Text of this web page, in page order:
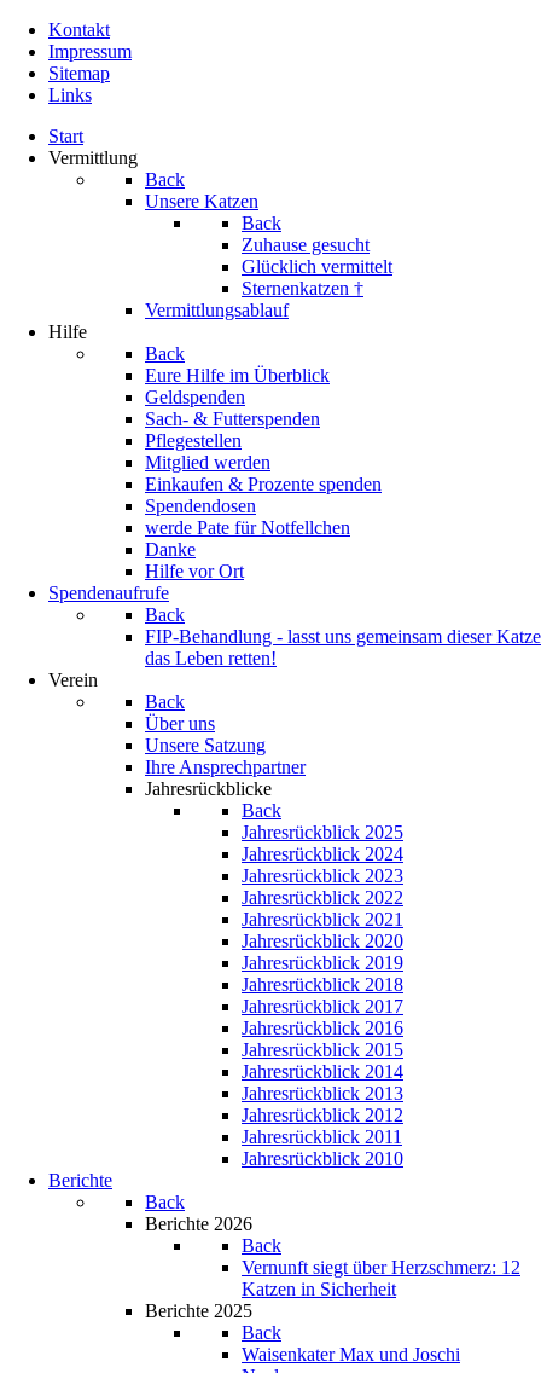
Kontakt
Impressum
Sitemap
Links
Start
Vermittlung
Back
Unsere Katzen
Back
Zuhause gesucht
Glücklich vermittelt
Sternenkatzen †
Vermittlungsablauf
Hilfe
Back
Eure Hilfe im Überblick
Geldspenden
Sach- & Futterspenden
Pflegestellen
Mitglied werden
Einkaufen & Prozente spenden
Spendendosen
werde Pate für Notfellchen
Danke
Hilfe vor Ort
Spendenaufrufe
Back
FIP-Behandlung - lasst uns gemeinsam dieser Katze
das Leben retten!
Verein
Back
Über uns
Unsere Satzung
Ihre Ansprechpartner
Jahresrückblicke
Back
Jahresrückblick 2025
Jahresrückblick 2024
Jahresrückblick 2023
Jahresrückblick 2022
Jahresrückblick 2021
Jahresrückblick 2020
Jahresrückblick 2019
Jahresrückblick 2018
Jahresrückblick 2017
Jahresrückblick 2016
Jahresrückblick 2015
Jahresrückblick 2014
Jahresrückblick 2013
Jahresrückblick 2012
Jahresrückblick 2011
Jahresrückblick 2010
Berichte
Back
Berichte 2026
Back
Vernunft siegt über Herzschmerz: 12
Katzen in Sicherheit
Berichte 2025
Back
Waisenkater Max und Joschi